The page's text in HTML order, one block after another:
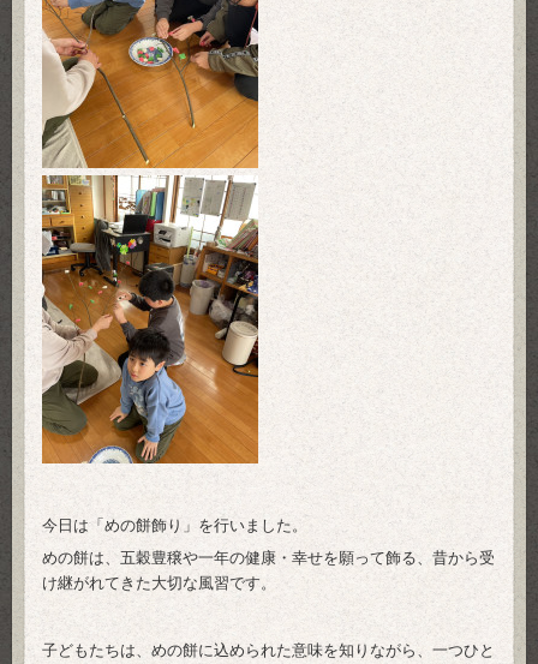
今日は「めの餅飾り」を行いました。
めの餅は、五穀豊穣や一年の健康・幸せを願って飾る、昔から受
け継がれてきた大切な風習です。
子どもたちは、めの餅に込められた意味を知りながら、一つひと